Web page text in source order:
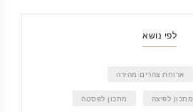
לפי נושא
ארוחת צהרים מהירה
מתכון לפיצה מתכון לפסטה